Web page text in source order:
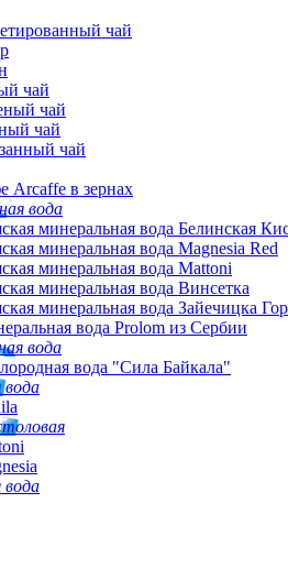
чай
чай
чай
чай
чай
Arcaffe в зернах
вода
минеральная вода Белинская
минеральная вода Magnesia Red
минеральная вода Mattoni
минеральная вода Винсетка
минеральная вода Зайечицка
вода Prolom из Сербии
вода
вода "Сила Байкала"
вода
вода